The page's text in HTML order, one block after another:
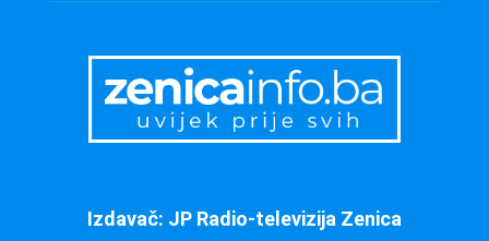
Izdavač: JP Radio-televizija Zenica